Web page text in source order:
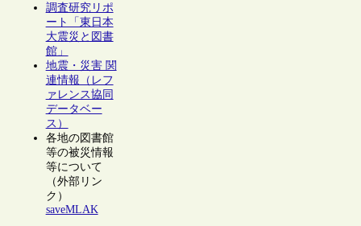
調査研究リポ
ート「東日本
大震災と図書
館」
地震・災害 関
連情報（レフ
ァレンス協同
データベー
ス）
各地の図書館
等の被災情報
等について
（外部リン
ク）
saveMLAK